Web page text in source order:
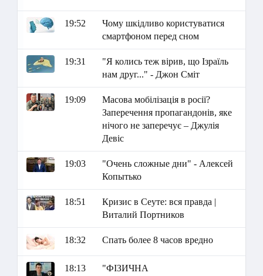
19:52
Чому шкідливо користуватися
смартфоном перед сном
19:31
"Я колись теж вірив, що Ізраїль
нам друг..." - Джон Сміт
19:09
Масова мобілізація в росії?
Заперечення пропагандонів, яке
нічого не заперечує – Джулія
Девіс
19:03
"Очень сложные дни" - Алексей
Копытько
18:51
Кризис в Сеуте: вся правда |
Виталий Портников
18:32 Спать более 8 часов вредно
18:13
"ФІЗИЧНА